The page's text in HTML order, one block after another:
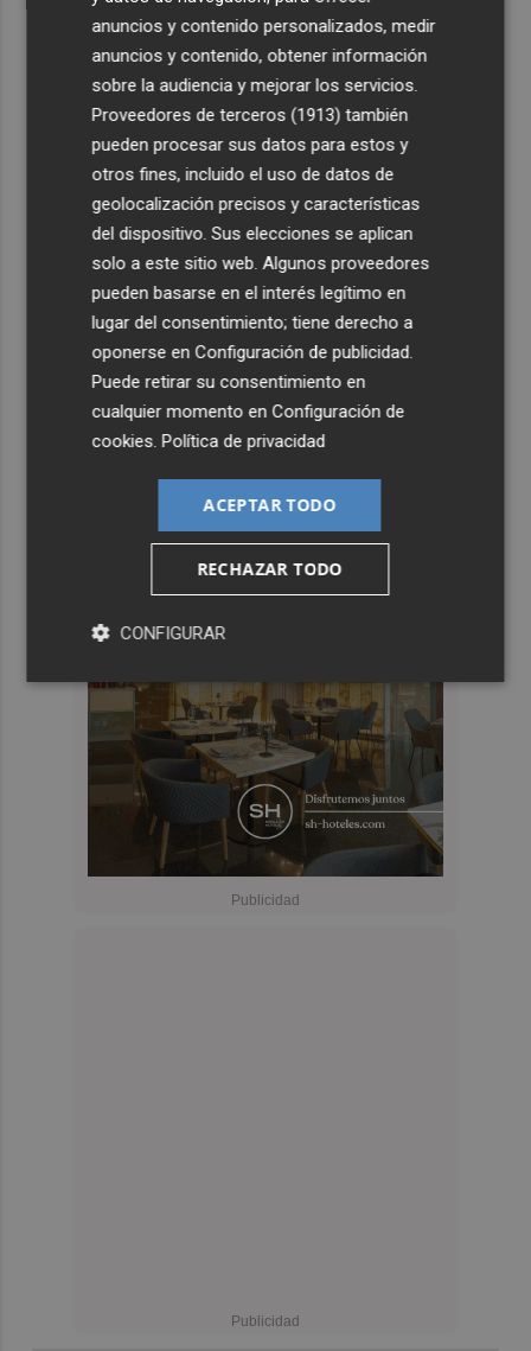
anuncios y contenido personalizados, medir
anuncios y contenido, obtener información
sobre la audiencia y mejorar los servicios.
Proveedores de terceros (1913) también
pueden procesar sus datos para estos y
otros fines, incluido el uso de datos de
geolocalización precisos y características
del dispositivo. Sus elecciones se aplican
solo a este sitio web. Algunos proveedores
pueden basarse en el interés legítimo en
lugar del consentimiento; tiene derecho a
oponerse enConfiguración de publicidad
Puede retirar su consentimiento en
cualquier momento enConfiguración de
cookies .Política de privacidad
ACEPTAR TODO
RECHAZAR TODO
CONFIGURAR